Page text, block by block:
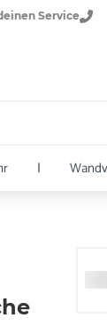
Service
|